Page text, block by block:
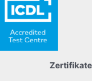
Zertifikate